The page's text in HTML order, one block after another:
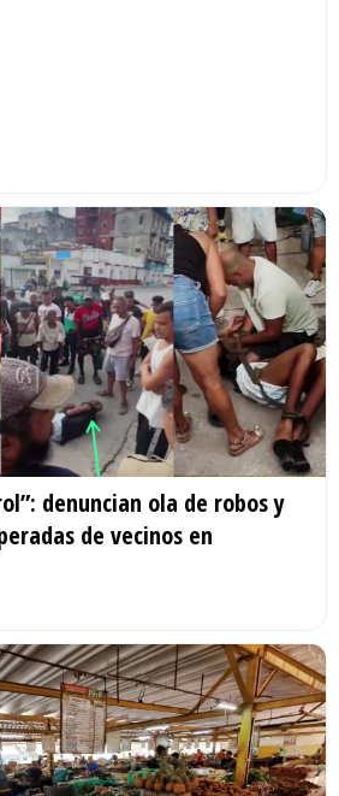
denuncian ola de robos y
de vecinos en